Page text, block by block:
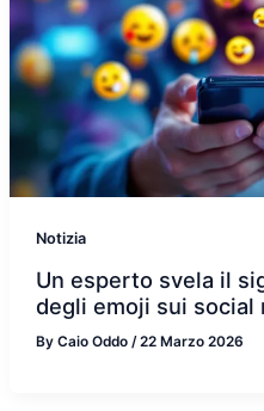
Notizia
Un esperto svela il
degli emoji sui social
By Caio Oddo /22 Marzo 2026